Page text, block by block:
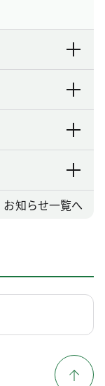
お知らせ一覧へ